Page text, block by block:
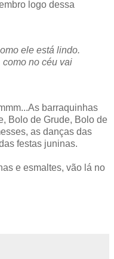
logo dessa
ele está lindo.
como no céu vai
barraquinhas
Bolo de Grude, Bolo de
as danças das
festas juninas.
e esmaltes, vão lá no